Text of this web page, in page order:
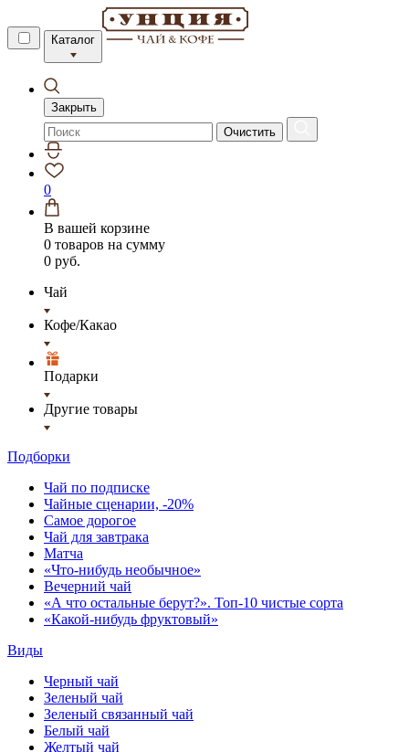
Каталог
Закрыть
Очистить
0
В вашей корзине
0 товаров на сумму
0 руб.
Чай
Кофе/Какао
Подарки
Другие товары
Подборки
Чай по подписке
Чайные сценарии, -20%
Самое дорогое
Чай для завтрака
Матча
«Что-нибудь необычное»
Вечерний чай
«А что остальные берут?». Топ-10 чистые сорта
«Какой-нибудь фруктовый»
Виды
Черный чай
Зеленый чай
Зеленый связанный чай
Белый чай
Желтый чай